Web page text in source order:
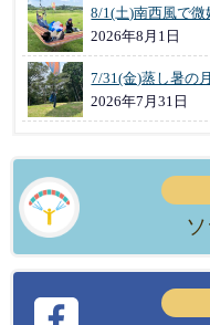
8/1(土)南西風で微
2026年8月1日
7/31(金)蒸し暑の
2026年7月31日